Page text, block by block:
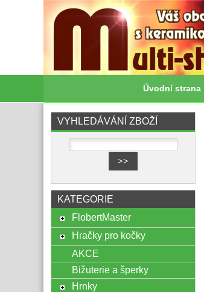
Úvodní strana
VYHLEDÁVÁNÍ ZBOŽÍ
KATEGORIE
FlobertMaster
Hračky pro kočky
AKCE
Bižuterie a šperky
Hrnky